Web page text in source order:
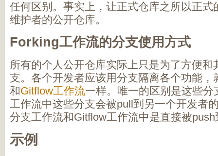
任何区别。事实上，让正式仓库之所以正式
维护者的公开仓库。
Forking工作流的分支使用方式
所有的个人公开仓库实际上只是为了方便和
支。各个开发者应该用分支隔离各个功能，
和Gitflow工作流一样。唯一的区别是这些
工作流中这些分支会被pull到另一个开发者
分支工作流和Gitflow工作流中是直接被
示例